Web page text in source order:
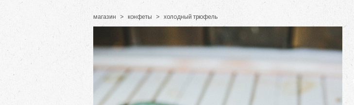
магазин > конфеты > холодный трюфель